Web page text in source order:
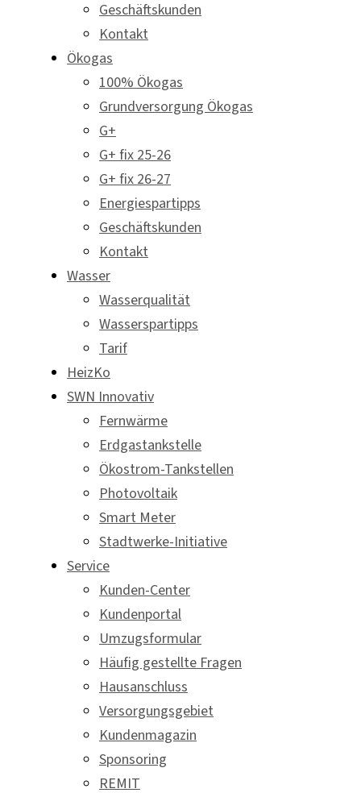
Geschäftskunden
Kontakt
Ökogas
100% Ökogas
Grundversorgung Ökogas
G+
G+ fix 25-26
G+ fix 26-27
Energiespartipps
Geschäftskunden
Kontakt
Wasser
Wasserqualität
Wasserspartipps
Tarif
HeizKo
SWN Innovativ
Fernwärme
Erdgastankstelle
Ökostrom-Tankstellen
Photovoltaik
Smart Meter
Stadtwerke-Initiative
Service
Kunden-Center
Kundenportal
Umzugsformular
Häufig gestellte Fragen
Hausanschluss
Versorgungsgebiet
Kundenmagazin
Sponsoring
REMIT